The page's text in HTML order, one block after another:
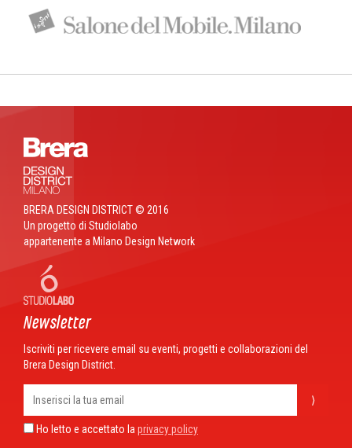
BRERA DESIGN DISTRICT © 2016
Un progetto di Studiolabo
appartenente a Milano Design Network
Newsletter
Iscriviti per ricevere email su eventi, progetti e collaborazioni del
Brera Design District.
⟩
Ho letto e accettato laprivacy policy